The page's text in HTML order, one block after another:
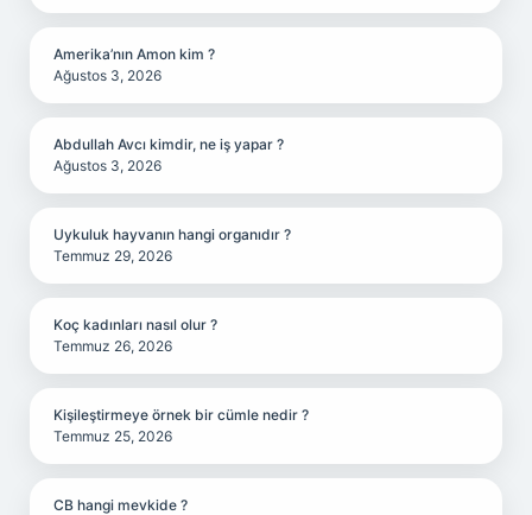
Amerika’nın Amon kim ?
Ağustos 3, 2026
Abdullah Avcı kimdir, ne iş yapar ?
Ağustos 3, 2026
Uykuluk hayvanın hangi organıdır ?
Temmuz 29, 2026
Koç kadınları nasıl olur ?
Temmuz 26, 2026
Kişileştirmeye örnek bir cümle nedir ?
Temmuz 25, 2026
CB hangi mevkide ?